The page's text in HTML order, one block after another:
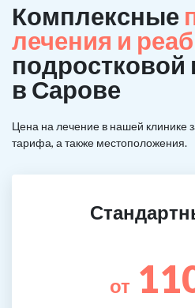
Комплексные
лечения и
подростковой
в Сарове
Цена на лечение в нашей клинике
тарифа, а также местоположения.
от